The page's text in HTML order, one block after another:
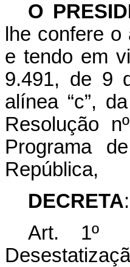
O
lhe confere o
e tendo em
9.491, de 9
alínea “c”,
Resolução
Programa
República,
DECRETA:
Art. 1º